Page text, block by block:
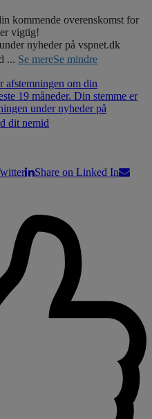
kommende overenskomst for
vigtig!
nyheder på vspnet.dk
... Se mereSe mindre
Share on Linked In